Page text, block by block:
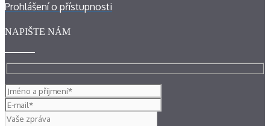
Prohlášení o přístupnosti
NAPIŠTE NÁM